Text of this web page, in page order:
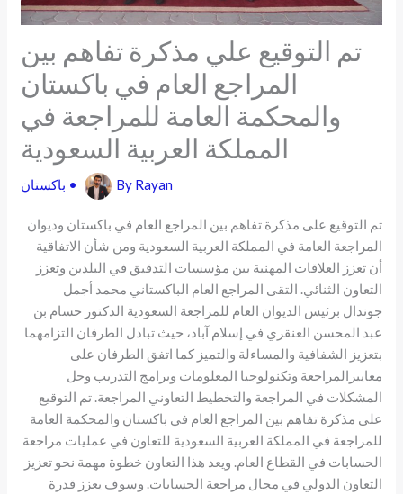
تم التوقيع علي مذكرة تفاهم بين
المراجع العام في باكستان
والمحكمة العامة للمراجعة في
المملكة العربية السعودية
باكستان • By Rayan
تم التوقيع على مذكرة تفاهم بين المراجع العام في باكستان وديوان
المراجعة العامة في المملكة العربية السعودية ومن شأن الاتفاقية
أن تعزز العلاقات المهنية بين مؤسسات التدقيق في البلدين وتعزز
التعاون الثنائي. التقى المراجع العام الباكستاني محمد أجمل
جوندال برئيس الديوان العام للمراجعة السعودية الدكتور حسام بن
عبد المحسن العنقري في إسلام آباد، حيث تبادل الطرفان التزامهما
بتعزيز الشفافية والمساءلة والتميز كما اتفق الطرفان على
معاييرالمراجعة وتكنولوجيا المعلومات وبرامج التدريب وحل
المشكلات في المراجعة والتخطيط التعاوني المراجعة. تم التوقيع
على مذكرة تفاهم بين المراجع العام في باکستان والمحكمة العامة
للمراجعة في المملكة العربية السعودية للتعاون في عمليات مراجعة
الحسابات في القطاع العام. ويعد هذا التعاون خطوة مهمة نحو تعزيز
التعاون الدولي في مجال مراجعة الحسابات. وسوف يعزز قدرة